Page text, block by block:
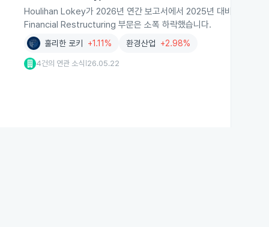
Houlihan Lokey가 2026년 연간 보고서에서 2025년 대비 매출
Financial Restructuring 부문은 소폭 하락했습니다.
훌리한 로키 +1.11% 환경산업 +2.98%
4건의 연관 소식 26.05.22